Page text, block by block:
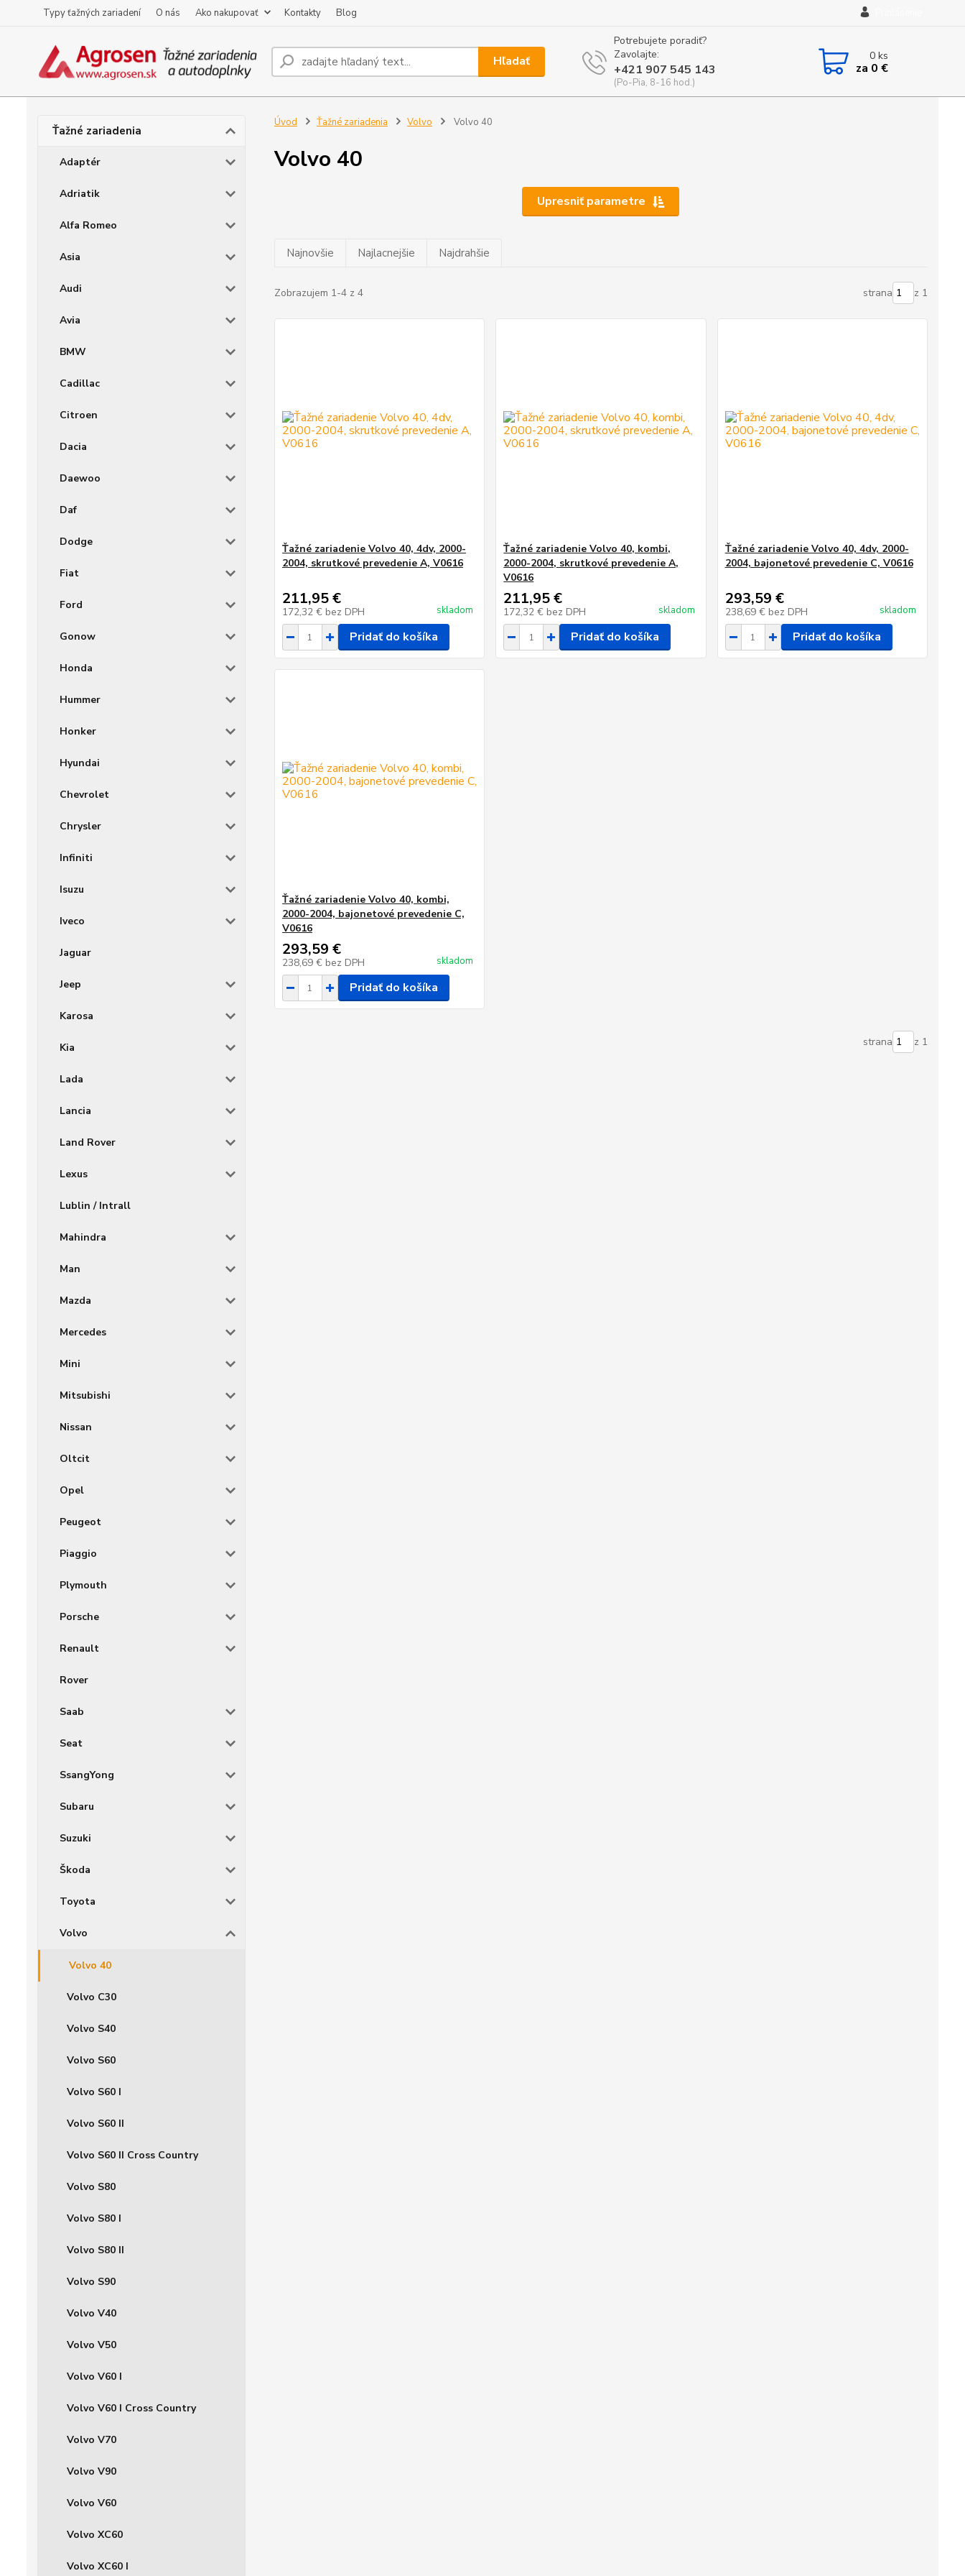
Typy ťažných zariadení O nás Ako nakupovať Kontakty Blog
Hľadať
Potrebujete poradiť?
Zavolajte:
+421 907 545 143
(Po-Pia, 8-16 hod.)
0ks
za 0 €
Ťažné zariadenia
Adaptér
Adriatik
Alfa Romeo
Asia
Audi
Avia
BMW
Cadillac
Citroen
Dacia
Daewoo
Daf
Dodge
Fiat
Ford
Gonow
Honda
Hummer
Honker
Hyundai
Chevrolet
Chrysler
Infiniti
Isuzu
Iveco
Jaguar
Jeep
Karosa
Kia
Lada
Lancia
Land Rover
Lexus
Lublin / Intrall
Mahindra
Man
Mazda
Mercedes
Mini
Mitsubishi
Nissan
Oltcit
Opel
Peugeot
Piaggio
Plymouth
Porsche
Renault
Rover
Saab
Seat
SsangYong
Subaru
Suzuki
Škoda
Toyota
Volvo
Volvo 40
Volvo C30
Volvo S40
Volvo S60
Volvo S60 I
Volvo S60 II
Volvo S60 II Cross Country
Volvo S80
Volvo S80 I
Volvo S80 II
Volvo S90
Volvo V40
Volvo V50
Volvo V60 I
Volvo V60 I Cross Country
Volvo V70
Volvo V90
Volvo V60
Volvo XC60
Volvo XC60 I
Úvod Ťažné zariadenia Volvo Volvo 40
Volvo 40
Upresniť parametre
Najnovšie Najlacnejšie Najdrahšie
Zobrazujem 1-4 z 4 strana z 1
Ťažné zariadenie Volvo 40, 4dv, 2000-
2004, skrutkové prevedenie A, V0616
211,95 €
172,32 € bez DPH skladom
Pridať do košíka
Ťažné zariadenie Volvo 40, kombi,
2000-2004, skrutkové prevedenie A,
V0616
211,95 €
172,32 € bez DPH skladom
Pridať do košíka
Ťažné zariadenie Volvo 40, 4dv, 2000-
2004, bajonetové prevedenie C, V0616
293,59 €
238,69 € bez DPH skladom
Pridať do košíka
Ťažné zariadenie Volvo 40, kombi,
2000-2004, bajonetové prevedenie C,
V0616
293,59 €
238,69 € bez DPH skladom
Pridať do košíka
strana z 1